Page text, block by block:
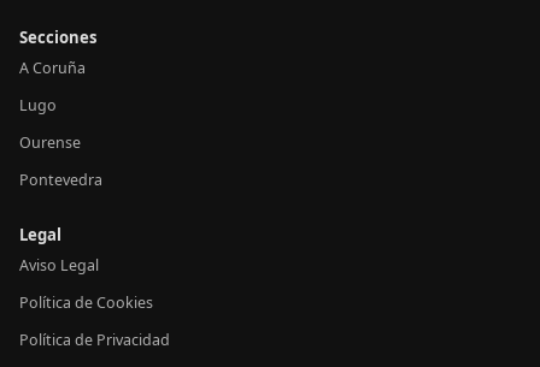
Secciones
A Coruña
Lugo
Ourense
Pontevedra
Legal
Aviso Legal
Política de Cookies
Política de Privacidad